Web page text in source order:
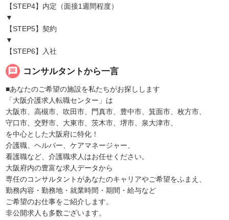
【STEP4】内定（面接1週間程度）
▼
【STEP5】契約
▼
【STEP6】入社
message コンサルタントから一言
■あなたのご希望の施設を私たちがお探しします
「大阪介護求人転職センター」は
大阪市、高槻市、吹田市、門真市、豊中市、箕面市、枚方市、
守口市、交野市、大東市、茨木市、堺市、泉大津市、
を中心とした大阪府に特化！
介護職、ヘルパー、ケアマネージャー、
看護職など、介護職求人はお任せください。
大阪府内の豊富な求人データから
専任のコンサルタントがあなたのキャリアやご希望をふまえ、
勤務内容・勤務地・就業時間・期間・給与など
ご希望のお仕事をご紹介します。
非公開求人も多数ございます。